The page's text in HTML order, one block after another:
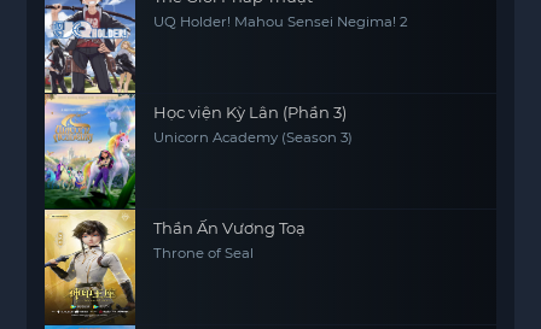
UQ Holder! Mahou Sensei Negima! 2
Học viện Kỳ Lân (Phần 3)
Unicorn Academy (Season 3)
Thần Ấn Vương Toạ
Throne of Seal